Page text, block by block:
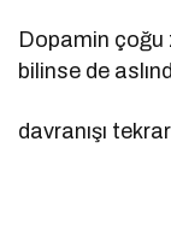
Dopamin çoğu
bilinse de
davranışı